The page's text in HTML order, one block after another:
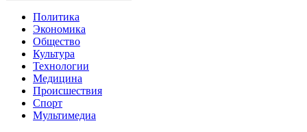
Политика
Экономика
Общество
Культура
Технологии
Медицина
Происшествия
Спорт
Мультимедиа